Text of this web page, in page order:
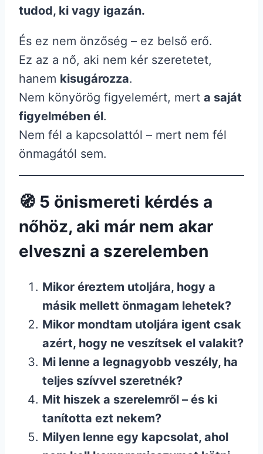
tudod, ki vagy igazán.
És ez nem önzőség – ez belső erő.
Ez az a nő, aki nem kér szeretetet,
hanem kisugározza.
Nem könyörög figyelemért, mert a saját
figyelmében él.
Nem fél a kapcsolattól – mert nem fél
önmagától sem.
🧭 5 önismereti kérdés a
nőhöz, aki már nem akar
elveszni a szerelemben
Mikor éreztem utoljára, hogy a
másik mellett önmagam lehetek?
Mikor mondtam utoljára igent csak
azért, hogy ne veszítsek el valakit?
Mi lenne a legnagyobb veszély, ha
teljes szívvel szeretnék?
Mit hiszek a szerelemről – és ki
tanította ezt nekem?
Milyen lenne egy kapcsolat, ahol